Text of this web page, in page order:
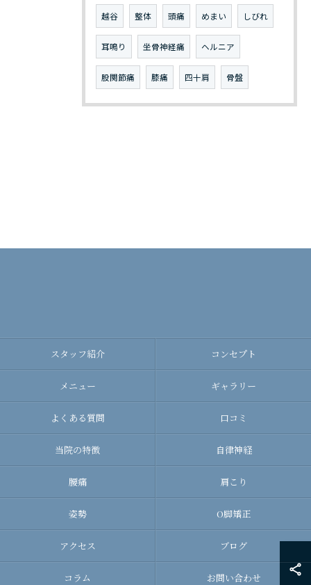
越谷 整体 頭痛 めまい しびれ
耳鳴り 坐骨神経痛 ヘルニア
股関節痛 膝痛 四十肩 骨盤
スタッフ紹介 コンセプト
メニュー ギャラリー
よくある質問 口コミ
当院の特徴 自律神経
腰痛 肩こり
姿勢 O脚矯正
アクセス ブログ
コラム お問い合わせ